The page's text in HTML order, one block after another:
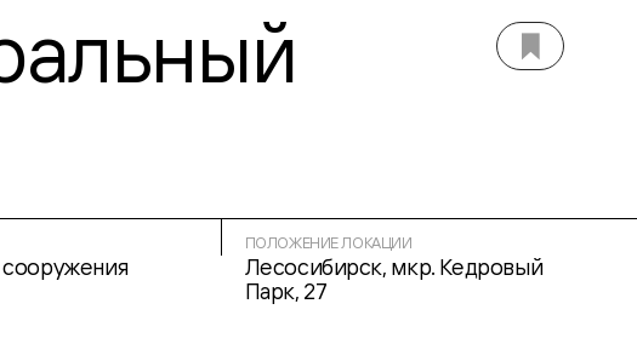
ПОЛОЖЕНИЕ ЛОКАЦИИ
Лесосибирск, мкр. Кедровый
Парк, 27